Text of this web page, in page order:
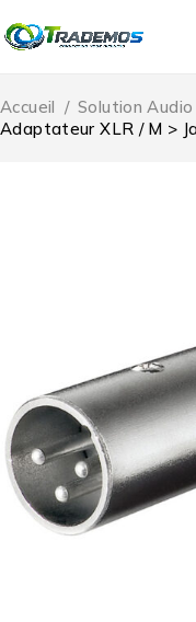
Accueil / Solution
Adaptateur XLR / M >